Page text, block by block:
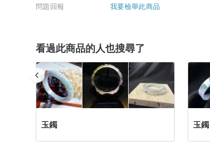
問題回報 我要檢舉此商品
看過此商品的人也搜尋了
玉鐲 玉